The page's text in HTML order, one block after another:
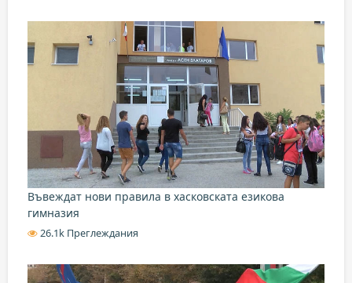
Въвеждат нови правила в хасковската езикова
гимназия
26.1k Преглеждания